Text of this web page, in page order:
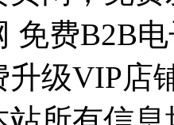
免费B2B
级VIP店